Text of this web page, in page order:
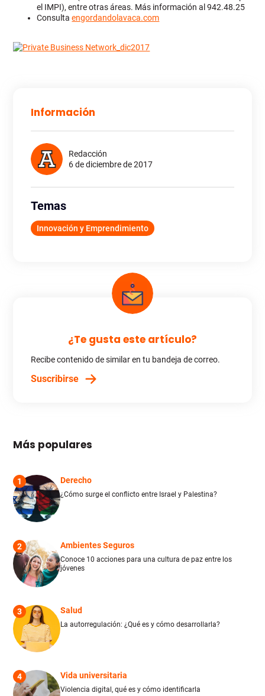
el IMPI), entre otras áreas. Más información al 942.48.25
Consultaengordandolavaca.com
Información
Redacción
6 de diciembre de 2017
Temas
Innovación y Emprendimiento
¿Te gusta este artículo?
Recibe contenido de similar en tu bandeja de correo.
Suscribirse
Más populares
1 Derecho
¿Cómo surge el conflicto entre Israel y Palestina?
2 Ambientes Seguros
Conoce 10 acciones para una cultura de paz entre los
jóvenes
3 Salud
La autorregulación: ¿Qué es y cómo desarrollarla?
4 Vida universitaria
Violencia digital, qué es y cómo identificarla